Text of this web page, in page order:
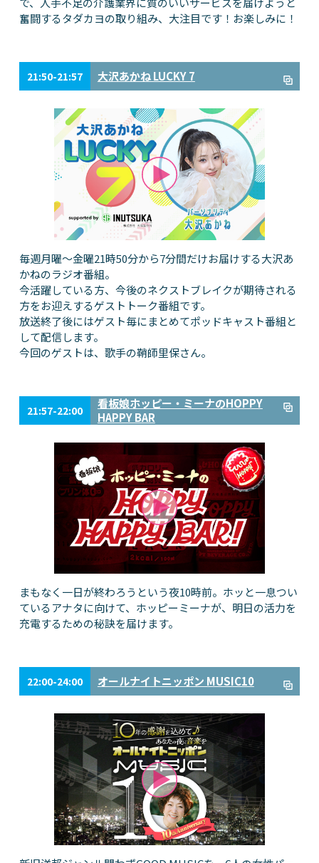
奮闘するタダカヨの取り組み、大注目です！お楽しみに！
21:50-21:57 大沢あかね LUCKY 7
毎週月曜～金曜21時50分から7分間だけお届けする大沢あ
かねのラジオ番組。
今活躍している方、今後のネクストブレイクが期待される
方をお迎えするゲストトーク番組です。
放送終了後にはゲスト毎にまとめてポッドキャスト番組と
して配信します。
今回のゲストは、歌手の鞘師里保さん。
21:57-22:00
看板娘ホッピー・ミーナのHOPPY
HAPPY BAR
まもなく一日が終わろうという夜10時前。ホッと一息つい
ているアナタに向けて、ホッピーミーナが、明日の活力を
充電するための秘訣を届けます。
22:00-24:00 オールナイトニッポン MUSIC10